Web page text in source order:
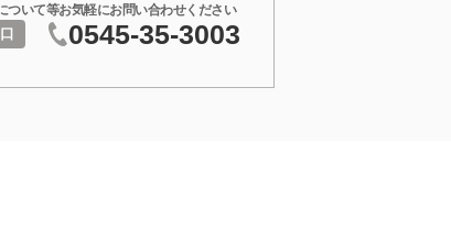
ついて等お気軽にお問い合わせください
0545-35-3003